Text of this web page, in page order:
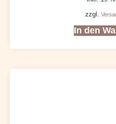
zzgl.
In den